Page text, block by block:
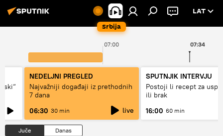
Srbija
LAT
07:00 07:34
NEDELJNI PREGLED
Najvažniji događaji iz prethodnih
7 dana
06:30 30 min live
SPUTNJIK INTERVJU
Postoji li recept za
ili brak
16:00 60 min
Juče Danas